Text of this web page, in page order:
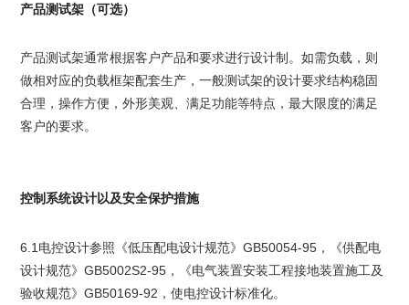
产品测试架（可选）
产品测试架通常根据客户产品和要求进行设计制。如需负载，则
做相对应的负载框架配套生产，一般测试架的设计要求结构稳固
合理，操作方便，外形美观、满足功能等特点，最大限度的满足
客户的要求。
控制系统设计以及安全保护措施
6.1电控设计参照《低压配电设计规范》GB50054-95，《供配电
设计规范》GB5002S2-95，《电气装置安装工程接地装置施工及
验收规范》GB50169-92，使电控设计标准化。